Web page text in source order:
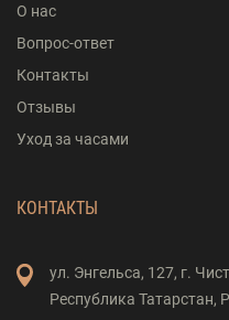
О нас
Вопрос-ответ
Контакты
Отзывы
Уход за часами
КОНТАКТЫ
ул. Энгельса, 127, г.
Республика Татарстан,